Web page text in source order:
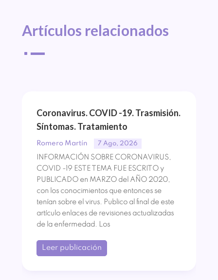
Artículos relacionados
^
Coronavirus. COVID -19. Trasmisión.
Síntomas. Tratamiento
Romero Martín 7 Ago, 2026
INFORMACIÓN SOBRE CORONAVIRUS,
COVID -19 ESTE TEMA FUE ESCRITO y
PUBLICADO en MARZO del AÑO 2020,
con los conocimientos que entonces se
tenían sobre el virus. Publico al final de este
artículo enlaces de revisiones actualizadas
de la enfermedad. Los
Leer publicación